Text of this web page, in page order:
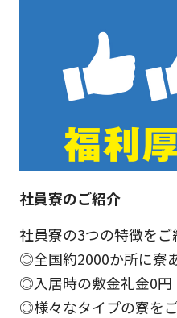
社員寮のご紹介
社員寮の3つの特徴をご
◎全国約2000か所に寮
◎入居時の敷金礼金0円
◎様々なタイプの寮を